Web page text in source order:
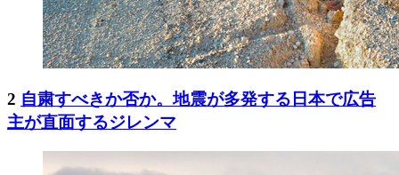
2 自粛すべきか否か。地震が多発する日本で広告
主が直面するジレンマ